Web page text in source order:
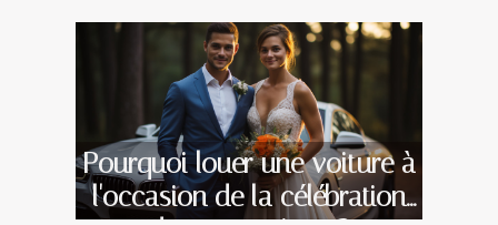
Pourquoi louer une voiture à
l'occasion de la célébration